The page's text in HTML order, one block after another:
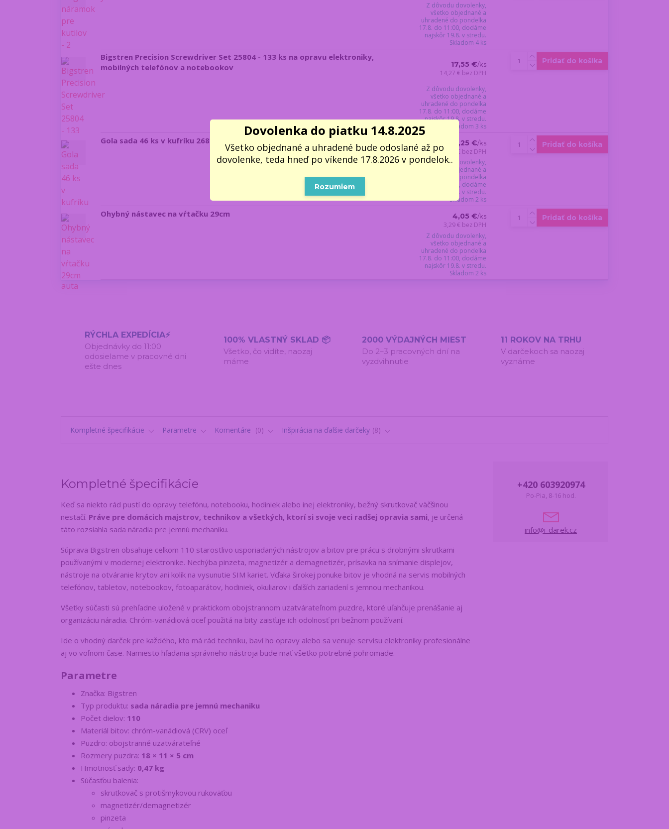
Z dôvodu dovolenky,
všetko objednané a
uhradené do pondelka
17.8. do 11:00, dodáme
najskôr 19.8. v stredu.
Skladom 4 ks
Bigstren Precision Screwdriver Set 25804 - 133 ks na opravu elektroniky,
mobilných telefónov a notebookov
17,55 €/ks
14,27 € bez DPH
Z dôvodu dovolenky,
všetko objednané a
uhradené do pondelka
17.8. do 11:00, dodáme
najskôr 19.8. v stredu.
Skladom 3 ks
Pridať do košíka
Gola sada 46 ks v kufríku 26844 - pre domácnosť, dielňu aj údržbu auta 14,25 €/ks
11,59 € bez DPH
Z dôvodu dovolenky,
všetko objednané a
uhradené do pondelka
17.8. do 11:00, dodáme
najskôr 19.8. v stredu.
Skladom 2 ks
Pridať do košíka
Ohybný nástavec na vŕtačku 29cm 4,05 €/ks
3,29 € bez DPH
Z dôvodu dovolenky,
všetko objednané a
uhradené do pondelka
17.8. do 11:00, dodáme
najskôr 19.8. v stredu.
Skladom 2 ks
Pridať do košíka
RÝCHLA EXPEDÍCIA⚡
Objednávky do 11:00
odosielame v pracovné dni
ešte dnes
100% VLASTNÝ SKLAD 📦
Všetko, čo vidíte, naozaj
máme
2000 VÝDAJNÝCH MIEST
Do 2–3 pracovných dní na
vyzdvihnutie
11 ROKOV NA TRHU
V darčekoch sa naozaj
vyznáme
Kompletné špecifikácie Parametre Komentáre 0 Inšpirácia na ďalšie darčeky 8
Kompletné špecifikácie
Keď sa niekto rád pustí do opravy telefónu, notebooku, hodiniek alebo inej elektroniky, bežný skrutkovač väčšinou
nestačí. Práve pre domácich majstrov, technikov a všetkých, ktorí si svoje veci radšej opravia sami, je určená
táto rozsiahla sada náradia pre jemnú mechaniku.
Súprava Bigstren obsahuje celkom 110 starostlivo usporiadaných nástrojov a bitov pre prácu s drobnými skrutkami
používanými v modernej elektronike. Nechýba pinzeta, magnetizér a demagnetizér, prísavka na snímanie displejov,
nástroje na otváranie krytov ani kolík na vysunutie SIM kariet. Vďaka širokej ponuke bitov je vhodná na servis mobilných
telefónov, tabletov, notebookov, fotoaparátov, hodiniek, okuliarov i ďalších zariadení s jemnou mechanikou.
Všetky súčasti sú prehľadne uložené v praktickom obojstrannom uzatvárateľnom puzdre, ktoré uľahčuje prenášanie aj
organizáciu náradia. Chróm-vanádiová oceľ použitá na bity zaisťuje ich odolnosť pri bežnom používaní.
Ide o vhodný darček pre každého, kto má rád techniku, baví ho opravy alebo sa venuje servisu elektroniky profesionálne
aj vo voľnom čase. Namiesto hľadania správneho nástroja bude mať všetko potrebné pohromade.
Parametre
Značka: Bigstren
Typ produktu: sada náradia pre jemnú mechaniku
Počet dielov: 110
Materiál bitov: chróm-vanádiová (CRV) oceľ
Puzdro: obojstranné uzatvárateľné
Rozmery puzdra: 18 × 11 × 5 cm
Hmotnosť sady: 0,47 kg
Súčasťou balenia:
skrutkovač s protišmykovou rukoväťou
magnetizér/demagnetizér
pinzeta
+420 603920974
Po-Pia, 8-16 hod.
info@i-darek.cz
Dovolenka do piatku 14.8.2025
Všetko objednané a uhradené bude odoslané až po
dovolenke, teda hneď po víkende 17.8.2026 v pondelok..
Rozumiem